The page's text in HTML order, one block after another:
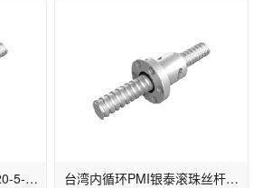
台湾PMI银泰滚珠丝杆R20-5-FSIW-高导程 台湾内循环PMI银泰滚珠丝杆R25-10-FSIW